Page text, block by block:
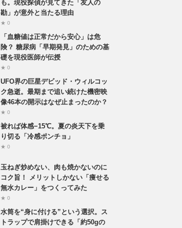
も。現役探偵が見てきた「友人の
勘」が意外と当たる理由
★ 0
「血糖値は正常だから安心」は危
険？ 糖尿病「早期発見」のための基
礎を現役医師が伝授
★ 0
UFO界の巨星デビッド・ウィルコッ
ク急逝。最期まで追い続けた機密映
像46本の開示はなぜ止まったのか？
★ 0
被れば体感−15℃。夏の炎天下を乗
り切る「冷感ポンチョ」
★ 0
玉ねぎ炒めない、肉も焼かないのに
コク旨！ メリットしかない「痩せる
無水カレー」をつくってみた
★ 0
水筒を“身に付ける”という選択。ス
トラップで肩掛けできる「約50gの